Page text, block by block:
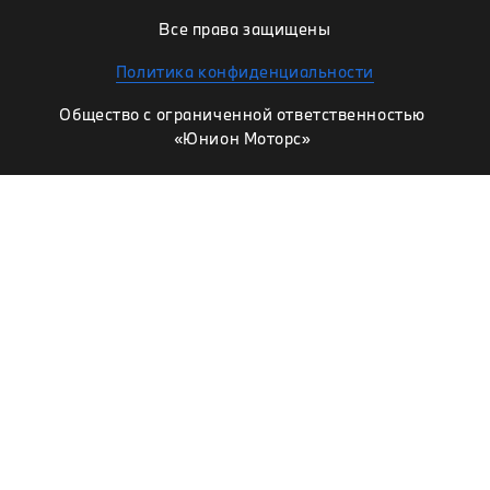
Все права защищены
Политика конфиденциальности
Общество с ограниченной ответственностью
«Юнион Моторс»